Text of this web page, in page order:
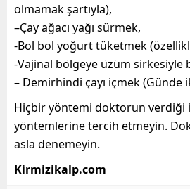
olmamak şartıyla),
–Çay ağacı yağı sürmek,
-Bol bol yoğurt tüketmek
-Vajinal bölgeye üzüm sirkesiyle
– Demirhindi çayı içmek (Günde
Hiçbir yöntemi doktorun verdiği
yöntemlerine tercih etmeyin.
asla denemeyin.
Kirmizikalp.com